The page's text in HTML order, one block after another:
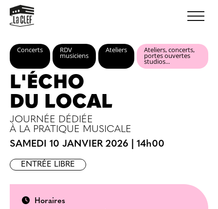
Concerts RDV
musiciens
Ateliers Ateliers, concerts,
portes ouvertes
studios...
L'ÉCHO
DU LOCAL
JOURNÉE DÉDIÉE
À LA PRATIQUE MUSICALE
SAMEDI 10 JANVIER 2026
14h00
ENTRÉE LIBRE
Horaires